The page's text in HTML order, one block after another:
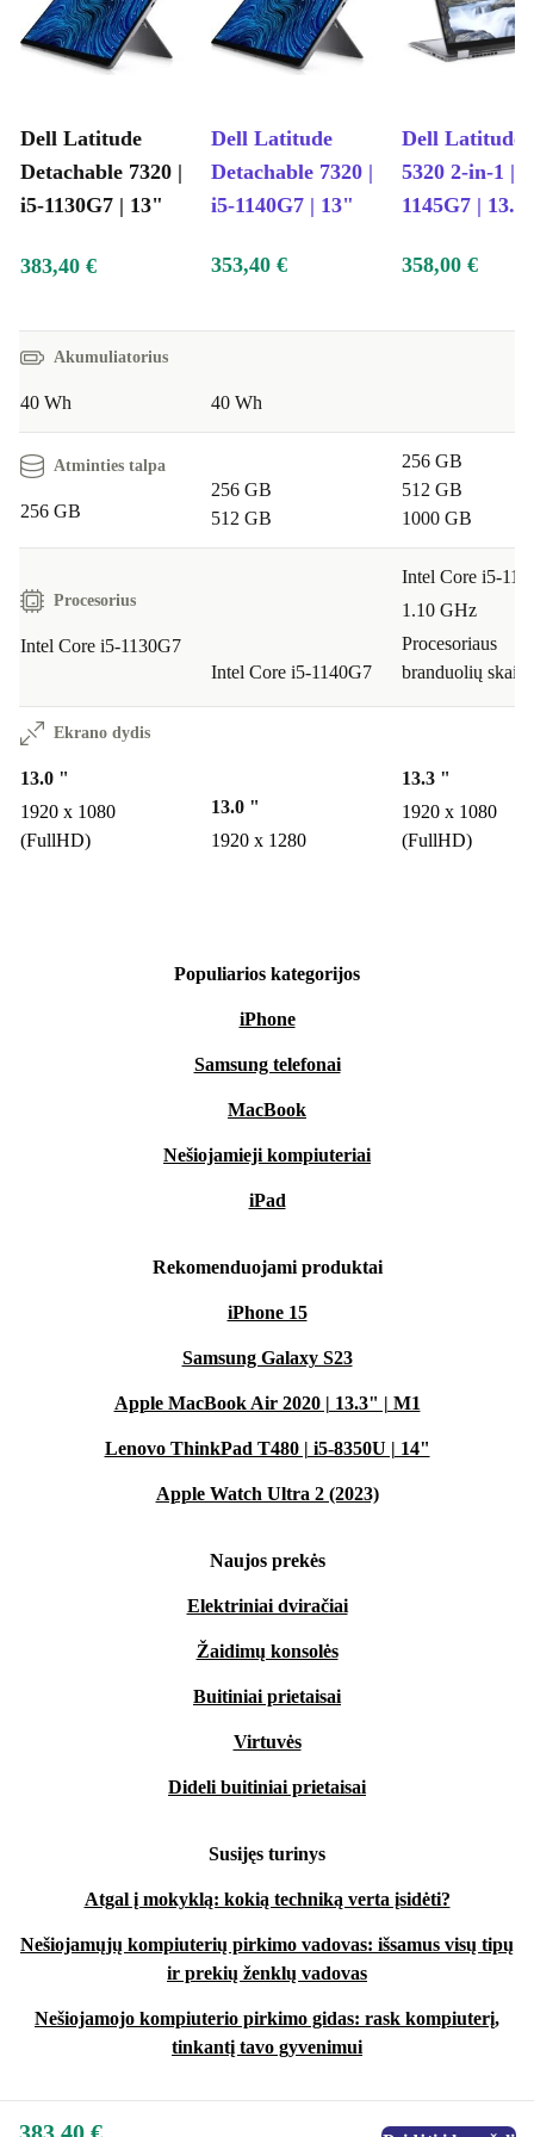
Dell Latitude
Detachable 7320 |
i5-1130G7 | 13"
Dell Latitude
Detachable 7320 |
i5-1140G7 | 13"
Dell Latitude
5320 2-in-1 |
1145G7 |
383,40 € 353,40 € 358,00 €
Akumuliatorius
40 Wh 40 Wh
Atminties talpa
256 GB
256 GB
512 GB
256 GB
512 GB
1000 GB
Procesorius
Intel Core i5-1130G7
Intel Core i5-1140G7
Intel Core i5-
1.10 GHz
Procesoriaus
branduolių
Ekrano dydis
13.0 "
1920 x 1080
(FullHD)
13.0 "
1920 x 1280
13.3 "
1920 x 1080
(FullHD)
Populiarios kategorijos
iPhone
Samsung telefonai
MacBook
Nešiojamieji kompiuteriai
iPad
Rekomenduojami produktai
iPhone 15
Samsung Galaxy S23
Apple MacBook Air 2020 | 13.3" | M1
Lenovo ThinkPad T480 | i5-8350U | 14"
Apple Watch Ultra 2 (2023)
Naujos prekės
Elektriniai dviračiai
Žaidimų konsolės
Buitiniai prietaisai
Virtuvės
Dideli buitiniai prietaisai
Susijęs turinys
Atgal į mokyklą: kokią techniką verta įsidėti?
Nešiojamųjų kompiuterių pirkimo vadovas: išsamus visų tipų
ir prekių ženklų vadovas
Nešiojamojo kompiuterio pirkimo gidas: rask kompiuterį,
tinkantį tavo gyvenimui